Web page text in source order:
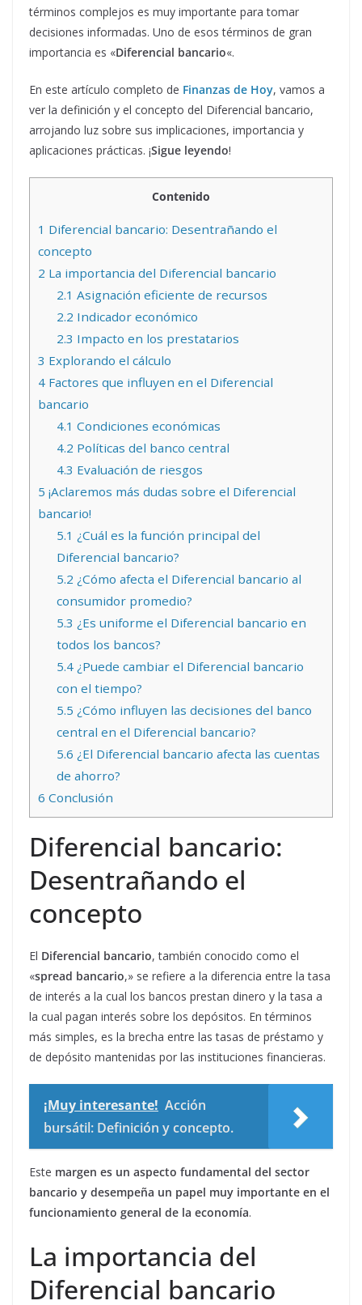
términos complejos es muy importante para tomar
decisiones informadas. Uno de esos términos de gran
importancia es «Diferencial bancario«.
En este artículo completo de Finanzas de Hoy, vamos a
ver la definición y el concepto del Diferencial bancario,
arrojando luz sobre sus implicaciones, importancia y
aplicaciones prácticas. ¡Sigue leyendo!
Contenido
1 Diferencial bancario: Desentrañando el
concepto
2 La importancia del Diferencial bancario
2.1 Asignación eficiente de recursos
2.2 Indicador económico
2.3 Impacto en los prestatarios
3 Explorando el cálculo
4 Factores que influyen en el Diferencial
bancario
4.1 Condiciones económicas
4.2 Políticas del banco central
4.3 Evaluación de riesgos
5 ¡Aclaremos más dudas sobre el Diferencial
bancario!
5.1 ¿Cuál es la función principal del
Diferencial bancario?
5.2 ¿Cómo afecta el Diferencial bancario al
consumidor promedio?
5.3 ¿Es uniforme el Diferencial bancario en
todos los bancos?
5.4¿Puede cambiar el Diferencial bancario
con el tiempo?
5.5 ¿Cómo influyen las decisiones del banco
central en el Diferencial bancario?
5.6 ¿El Diferencial bancario afecta las cuentas
de ahorro?
6 Conclusión
Diferencial bancario:
Desentrañando el
concepto
El Diferencial bancario, también conocido como el
«spread bancario,» se refiere a la diferencia entre la tasa
de interés a la cual los bancos prestan dinero y la tasa a
la cual pagan interés sobre los depósitos. En términos
más simples, es la brecha entre las tasas de préstamo y
de depósito mantenidas por las instituciones financieras.
¡Muy interesante! Acción
bursátil: Definición y concepto.
Este margen es un aspecto fundamental del sector
bancario y desempeña un papel muy importante en el
funcionamiento general de la economía.
La importancia del
Diferencial bancario